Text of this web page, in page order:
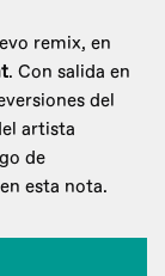
remix, en
. Con salida en
del
artista
de
esta nota.